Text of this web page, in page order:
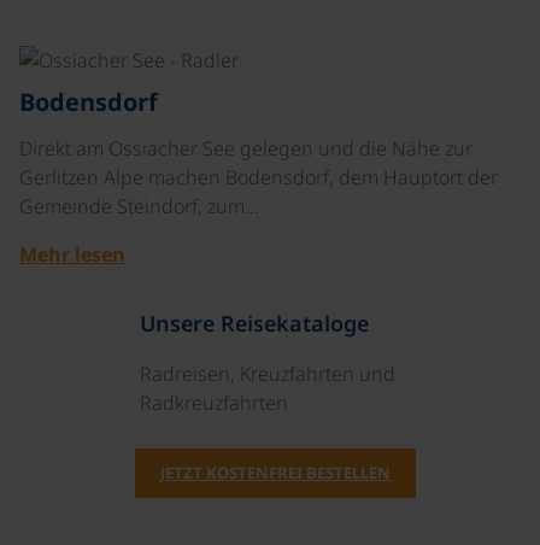
Bodensdorf
Direkt am Ossiacher See gelegen und die Nähe zur
Gerlitzen Alpe machen Bodensdorf, dem Hauptort der
Gemeinde Steindorf, zum…
Mehr lesen
Unsere Reisekataloge
Radreisen, Kreuzfahrten und
Radkreuzfahrten
JETZT KOSTENFREI BESTELLEN